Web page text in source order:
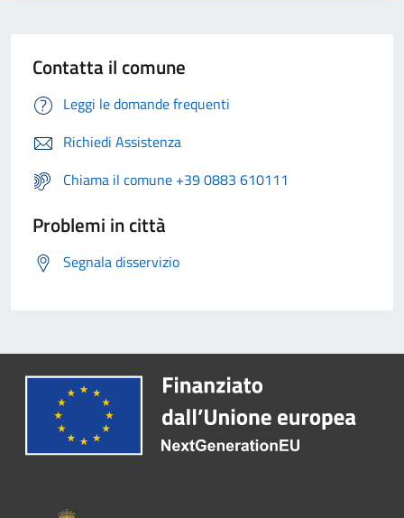
Contatta il comune
Leggi le domande frequenti
Richiedi Assistenza
Chiama il comune +39 0883 610111
Problemi in città
Segnala disservizio